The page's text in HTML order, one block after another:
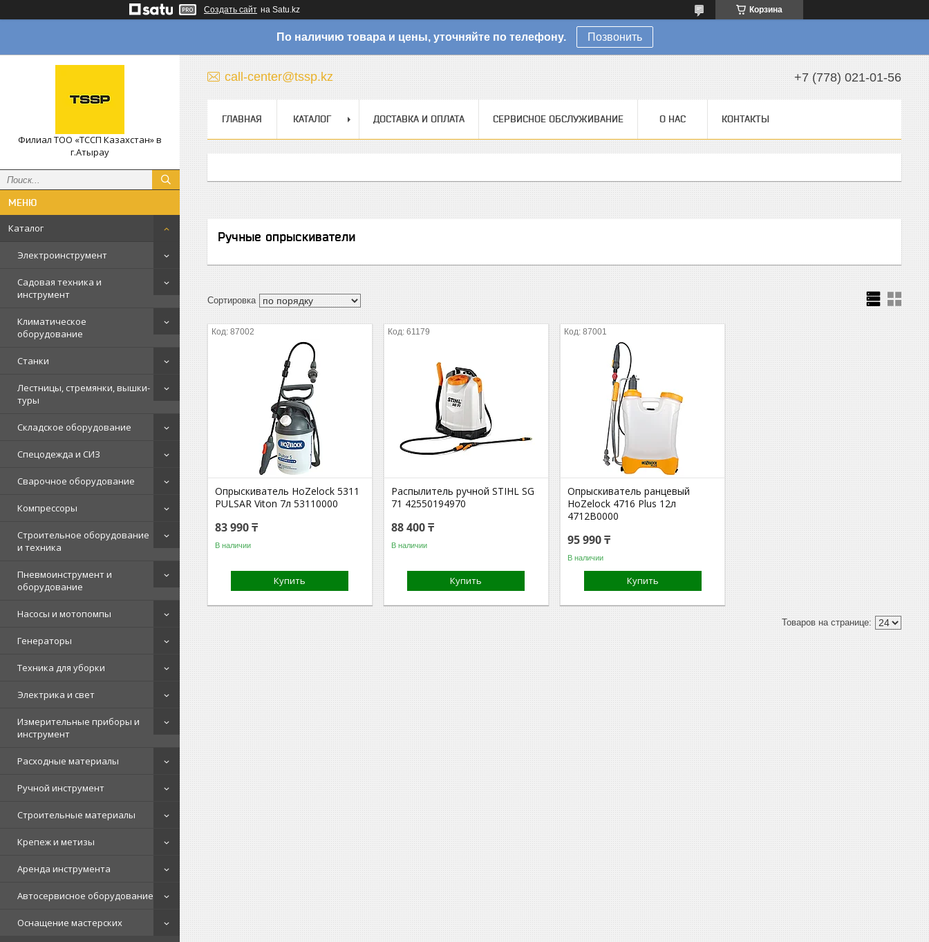
Создать сайт на Satu.kz Корзина
По наличию товара и цены, уточняйте по телефону. Позвонить
Филиал ТОО «ТССП Казахстан» в
г.Атырау
Каталог
Электроинструмент
Садовая техника и
инструмент
Климатическое
оборудование
Станки
Лестницы, стремянки, вышки-
туры
Складское оборудование
Спецодежда и СИЗ
Сварочное оборудование
Компрессоры
Строительное оборудование
и техника
Пневмоинструмент и
оборудование
Насосы и мотопомпы
Генераторы
Техника для уборки
Электрика и свет
Измерительные приборы и
инструмент
Расходные материалы
Ручной инструмент
Строительные материалы
Крепеж и метизы
Аренда инструмента
Автосервисное оборудование
Оснащение мастерских
call-center@tssp.kz +7 (778) 021-01-56
ГЛАВНАЯ КАТАЛОГ ДОСТАВКА И ОПЛАТА СЕРВИСНОЕ ОБСЛУЖИВАНИЕ О НАС КОНТАКТЫ
Ручные опрыскиватели
87002
Опрыскиватель HoZelock 5311
PULSAR Viton 7л 53110000
83 990 ₸
В наличии
Купить
61179
Распылитель ручной STIHL SG
71 42550194970
88 400 ₸
В наличии
Купить
87001
Опрыскиватель ранцевый
HoZelock 4716 Plus 12л
4712B0000
95 990 ₸
В наличии
Купить